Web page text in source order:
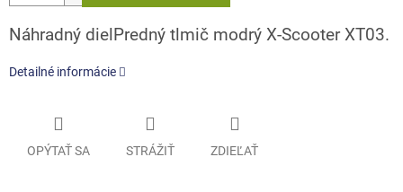
Náhradný dielPredný tlmič modrý X-Scooter XT03.
Detailné informácie
OPÝTAŤ SA STRÁŽIŤ ZDIEĽAŤ